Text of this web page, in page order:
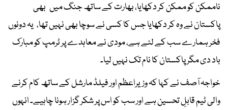
ناممکن کو ممکن کر دکھایا، بھارت کے ساتھ جنگ میں بھی
پاکستان نے وہ کر دکھایا جس کا کسی نے سوچا بھی نہیں تھا، یہ دونوں
فخر ہمارے سب کے لئے ہے، مودی نے معاہدے پر ٹرمپ کو مبارک
باد دی مگر پاکستان کا نام تک نہیں لیا۔
خواجہ آصف نے کہا کہ وزیراعظم اور فیلڈ مارشل کے ساتھ کام کرنے
والی ٹیم قابلِ تحسین ہے اور سب کو اس پر شکر گزار ہونا چاہیے۔ انہوں